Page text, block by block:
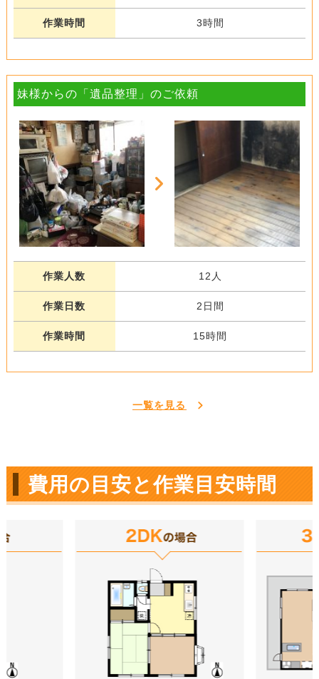
作業時間 3時間
妹様からの「遺品整理」のご依頼
作業人数 12人
作業日数 2日間
作業時間 15時間
一覧を見る
費用の目安と作業目安時間